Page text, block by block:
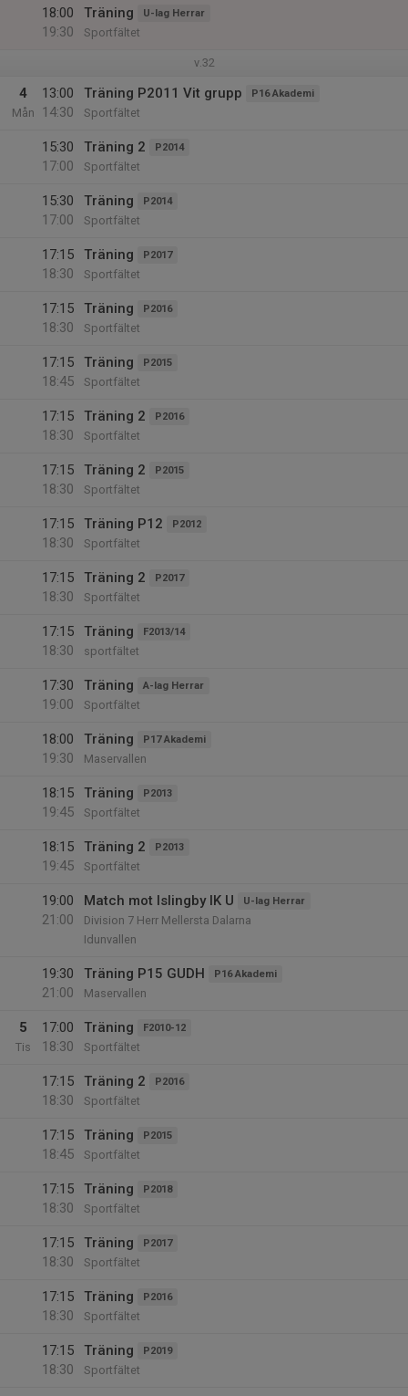
18:00
19:30
Träning U-lag Herrar
Sportfältet
v.32
4
Mån
13:00
14:30
Träning P2011 Vit grupp P16 Akademi
Sportfältet
15:30
17:00
Träning 2 P2014
Sportfältet
15:30
17:00
Träning P2014
Sportfältet
17:15
18:30
Träning P2017
Sportfältet
17:15
18:30
Träning P2016
Sportfältet
17:15
18:45
Träning P2015
Sportfältet
17:15
18:30
Träning 2 P2016
Sportfältet
17:15
18:30
Träning 2 P2015
Sportfältet
17:15
18:30
Träning P12 P2012
Sportfältet
17:15
18:30
Träning 2 P2017
Sportfältet
17:15
18:30
Träning F2013/14
sportfältet
17:30
19:00
Träning A-lag Herrar
Sportfältet
18:00
19:30
Träning P17 Akademi
Maservallen
18:15
19:45
Träning P2013
Sportfältet
18:15
19:45
Träning 2 P2013
Sportfältet
19:00
21:00
Match mot Islingby IK U U-lag Herrar
Division 7 Herr Mellersta Dalarna
Idunvallen
19:30
21:00
Träning P15 GUDH P16 Akademi
Maservallen
5
Tis
17:00
18:30
Träning F2010-12
Sportfältet
17:15
18:30
Träning 2 P2016
Sportfältet
17:15
18:45
Träning P2015
Sportfältet
17:15
18:30
Träning P2018
Sportfältet
17:15
18:30
Träning P2017
Sportfältet
17:15
18:30
Träning P2016
Sportfältet
17:15
18:30
Träning P2019
Sportfältet